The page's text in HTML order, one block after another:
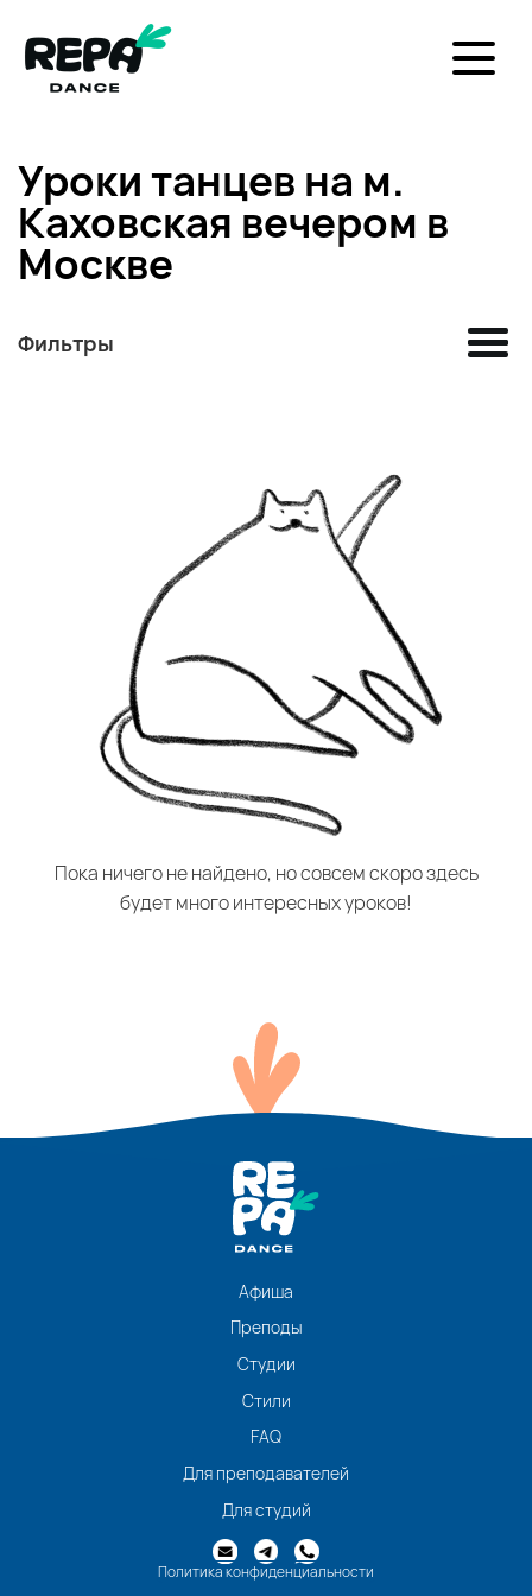
Уроки танцев на м.
Каховская вечером в
Москве
Фильтры
Пока ничего не найдено, но совсем скоро здесь
будет много интересных уроков!
Афиша
Преподы
Студии
Стили
FAQ
Для преподавателей
Для студий
Политика конфиденциальности